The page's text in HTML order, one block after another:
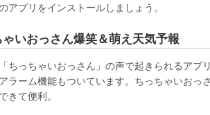
アプリをインストールしましょう。
いおっさん爆笑＆萌え天気予報
ちっちゃいおっさん」の声で起きられるアプ
ラーム機能もついています。ちっちゃいおっ
きて便利。